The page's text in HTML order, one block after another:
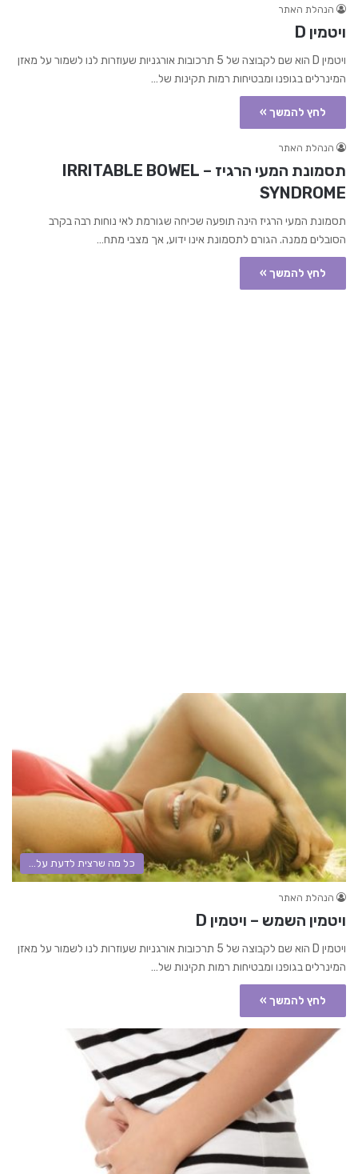
הנהלת האתר
ויטמין D
ויטמין D הוא שם לקבוצה של 5 תרכובות אורגניות שעוזרות לנו לשמור על מאזן
המינרלים בגופנו ומבטיחות רמות תקינות של…
לחץ להמשך »
הנהלת האתר
תסמונת המעי הרגיז – IRRITABLE BOWEL
SYNDROME
תסמונת המעי הרגיז הינה תופעה שכיחה שגורמת לאי נוחות רבה בקרב
הסובלים ממנה. הגורם לתסמונת אינו ידוע, אך מצבי מתח…
לחץ להמשך »
כל מה שרצית לדעת על...
הנהלת האתר
ויטמין השמש – ויטמין D
ויטמין D הוא שם לקבוצה של 5 תרכובות אורגניות שעוזרות לנו לשמור על מאזן
המינרלים בגופנו ומבטיחות רמות תקינות של…
לחץ להמשך »